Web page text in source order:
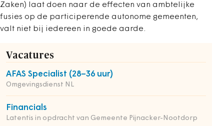
Zaken) laat doen naar de effecten van ambtelijke
fusies op de participerende autonome gemeenten,
valt niet bij iedereen in goede aarde.
Vacatures
AFAS Specialist (28–36 uur)
Omgevingsdienst NL
Financials
Latentis in opdracht van Gemeente Pijnacker-Nootdorp